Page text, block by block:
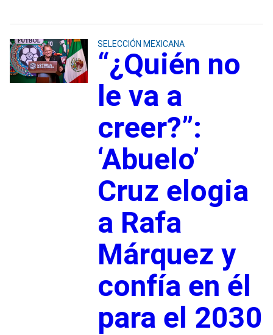
SELECCIÓN MEXICANA
“¿Quién no
le va a
creer?”:
‘Abuelo’
Cruz elogia
a Rafa
Márquez y
confía en él
para el 2030